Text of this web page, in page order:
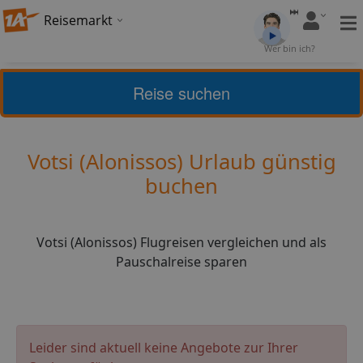
Reisemarkt
Wer bin ich?
Alonissos
4,43 (7) Bewerten
Votsi (Alonissos) Urlaub günstig
buchen
Votsi (Alonissos) Flugreisen vergleichen und als
Pauschalreise sparen
Reise suchen
Leider sind aktuell keine Angebote zur Ihrer